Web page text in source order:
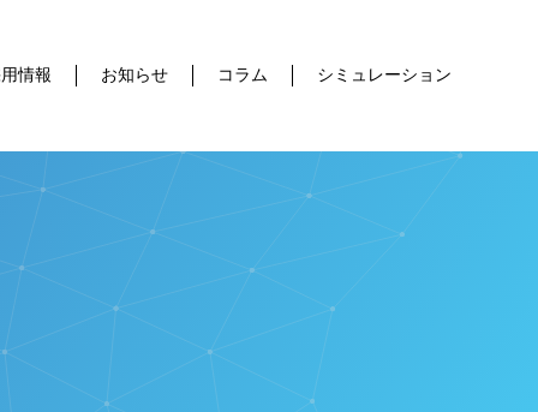
情報 お知らせ コラム シミュレーション